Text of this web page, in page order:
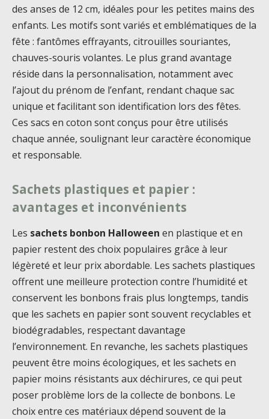
des anses de 12 cm, idéales pour les petites mains des
enfants. Les motifs sont variés et emblématiques de la
fête : fantômes effrayants, citrouilles souriantes,
chauves-souris volantes. Le plus grand avantage
réside dans la personnalisation, notamment avec
l’ajout du prénom de l’enfant, rendant chaque sac
unique et facilitant son identification lors des fêtes.
Ces sacs en coton sont conçus pour être utilisés
chaque année, soulignant leur caractère économique
et responsable.
Sachets plastiques et papier :
avantages et inconvénients
Les sachets bonbon Halloween en plastique et en
papier restent des choix populaires grâce à leur
légèreté et leur prix abordable. Les sachets plastiques
offrent une meilleure protection contre l’humidité et
conservent les bonbons frais plus longtemps, tandis
que les sachets en papier sont souvent recyclables et
biodégradables, respectant davantage
l’environnement. En revanche, les sachets plastiques
peuvent être moins écologiques, et les sachets en
papier moins résistants aux déchirures, ce qui peut
poser problème lors de la collecte de bonbons. Le
choix entre ces matériaux dépend souvent de la